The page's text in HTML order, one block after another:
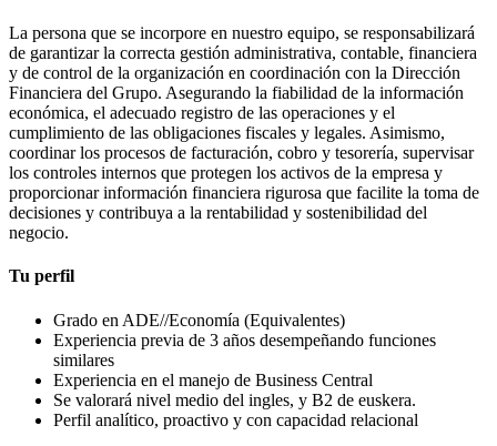
La persona que se incorpore en nuestro equipo, se responsabilizará
de garantizar la correcta gestión administrativa, contable, financiera
y de control de la organización en coordinación con la Dirección
Financiera del Grupo. Asegurando la fiabilidad de la información
económica, el adecuado registro de las operaciones y el
cumplimiento de las obligaciones fiscales y legales. Asimismo,
coordinar los procesos de facturación, cobro y tesorería, supervisar
los controles internos que protegen los activos de la empresa y
proporcionar información financiera rigurosa que facilite la toma de
decisiones y contribuya a la rentabilidad y sostenibilidad del
negocio.
Tu perfil
Grado en ADE//Economía (Equivalentes)
Experiencia previa de 3 años desempeñando funciones
similares
Experiencia en el manejo de Business Central
Se valorará nivel medio del ingles, y B2 de euskera.
Perfil analítico, proactivo y con capacidad relacional